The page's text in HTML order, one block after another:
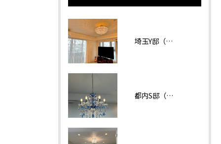
埼玉Y邸（マンション）
都内S邸（マンション）